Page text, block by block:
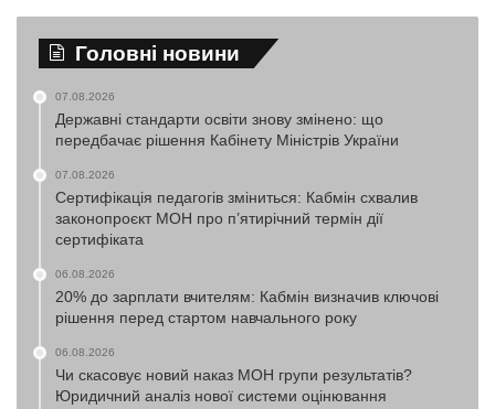
Головні новини
07.08.2026
Державні стандарти освіти знову змінено: що
передбачає рішення Кабінету Міністрів України
07.08.2026
Сертифікація педагогів зміниться: Кабмін схвалив
законопроєкт МОН про п’ятирічний термін дії
сертифіката
06.08.2026
20% до зарплати вчителям: Кабмін визначив ключові
рішення перед стартом навчального року
06.08.2026
Чи скасовує новий наказ МОН групи результатів?
Юридичний аналіз нової системи оцінювання